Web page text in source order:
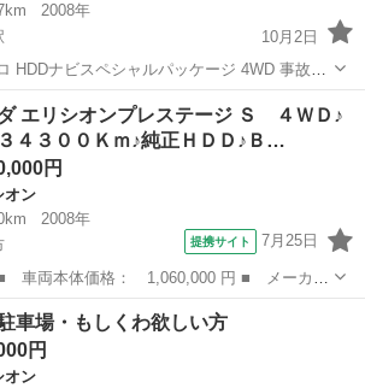
2008年
10月2日
HDDナビスペシャルパッケージ 4WD 事故無
さんだから安心
できると嬉しいお言葉を頂いてます。 ==============...
生駅 エリシオン
エリシオンプレステージ Ｓ ４ＷＤ♪
４３００Ｋｍ♪純正ＨＤＤ♪Ｂ…
円
オン
2008年
提携サイト 7月25日
エリシオンプレステージ ■ グレード
３００Ｋｍ♪純正ＨＤＤ♪Ｂカメラ♪Ｆエア
シオン
車場・もしくわ欲しい方
円
オン